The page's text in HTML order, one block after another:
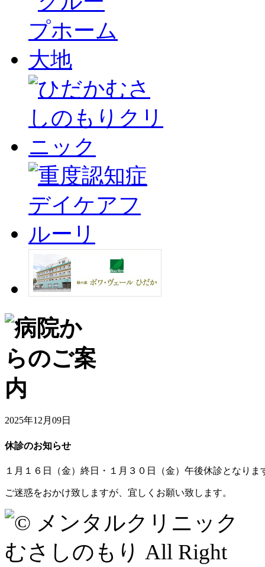
2025年12月09日
休診のお知らせ
１月１６日（金）終日・１月３０日（金）午後休診となりま
ご迷惑をおかけ致しますが、宜しくお願い致します。